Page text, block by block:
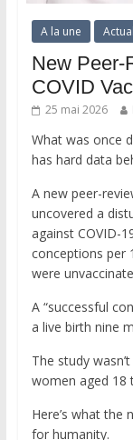
A la une
New Peer-
COVID
25 mai 2026
What was once
has hard data
A new peer-
uncovered a
against COVID-
conceptions per
were
A “successful
a live birth nine
The study
women aged 18
Here’s what the
for humanity.